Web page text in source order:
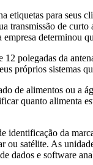
etiquetas para seus
transmissão de
determinou
12 polegadas da
próprios sistemas
de alimentos ou a
quanto alimenta
identificação da
satélite. As
dados e software